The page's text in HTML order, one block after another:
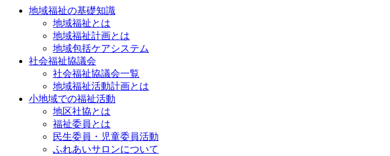
地域福祉の基礎知識
地域福祉とは
地域福祉計画とは
地域包括ケアシステム
社会福祉協議会
社会福祉協議会一覧
地域福祉活動計画とは
小地域での福祉活動
地区社協とは
福祉委員とは
民生委員・児童委員活動
ふれあいサロンについて